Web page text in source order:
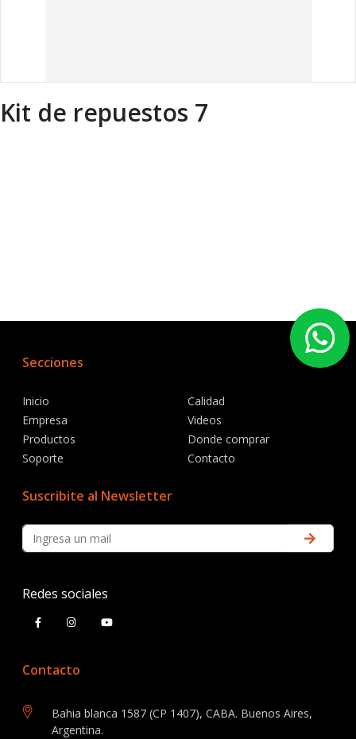
Kit de repuestos 7
Secciones
Inicio
Empresa
Productos
Soporte
Calidad
Videos
Donde comprar
Contacto
Suscribite al Newsletter
Redes sociales
Contacto
Bahia blanca 1587 (CP 1407), CABA. Buenos Aires,
Argentina.